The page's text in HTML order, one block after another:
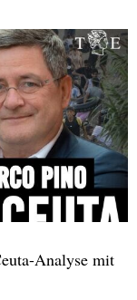
Analyse mit